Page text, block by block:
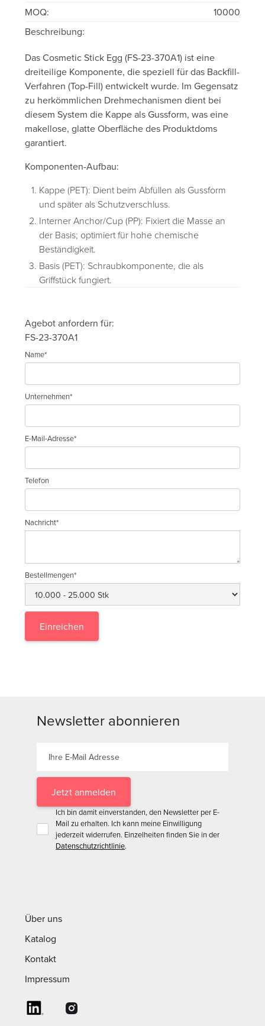
MOQ:
10000
Beschreibung:
Das Cosmetic Stick Egg (FS-23-370A1) ist eine
dreiteilige Komponente, die speziell für das Backfill-
Verfahren (Top-Fill) entwickelt wurde. Im Gegensatz
zu herkömmlichen Drehmechanismen dient bei
diesem System die Kappe als Gussform, was eine
makellose, glatte Oberfläche des Produktdoms
garantiert.
Komponenten-Aufbau:
Kappe (PET): Dient beim Abfüllen als Gussform
und später als Schutzverschluss.
Interner Anchor/Cup (PP): Fixiert die Masse an
der Basis; optimiert für hohe chemische
Beständigkeit.
Basis (PET): Schraubkomponente, die als
Griffstück fungiert.
Agebot anfordern für:
FS-23-370A1
Name*
Unternehmen*
E-Mail-Adresse*
Telefon
Nachricht*
Bestellmengen*
Newsletter abonnieren
Ich bin damit einverstanden, den Newsletter per E-
Mail zu erhalten. Ich kann meine Einwilligung
jederzeit widerrufen. Einzelheiten finden Sie in der
Datenschutzrichtlinie.
Über uns
Katalog
Kontakt
Impressum